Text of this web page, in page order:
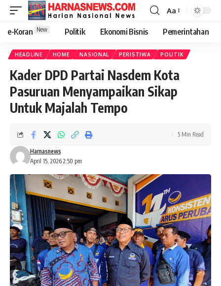
Aa
e-Koran New Politik Ekonomi Bisnis Pemerintahan
HEADLINE HOME NASIONAL PERISTIWA POLITIK
Kader DPD Partai Nasdem Kota
Pasuruan Menyampaikan Sikap
Untuk Majalah Tempo
April 15, 2026 2:50 pm
Harnasnews
5 Min Read